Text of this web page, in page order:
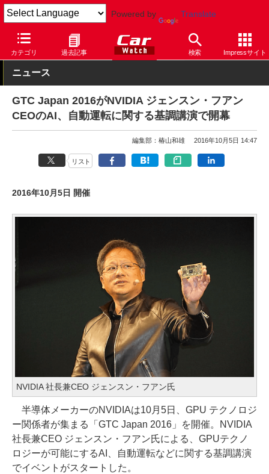
Powered by Translate
カテゴリ 過去記事 検索 Impressサイト
Car Watch イベント GTC Japan
ニュース
GTC Japan 2016がNVIDIA ジェンスン・フアン
CEOのAI、自動運転に関する基調講演で開幕
編集部：椿山和雄 2016年10月5日 14:47
リスト
2016年10月5日 開催
NVIDIA 社長兼CEO ジェンスン・フアン氏
半導体メーカーのNVIDIAは10月5日、GPU テクノロジ
ー関係者が集まる「GTC Japan 2016」を開催。NVIDIA
社長兼CEO ジェンスン・フアン氏による、GPUテクノ
ロジーが可能にするAI、自動運転などに関する基調講演
でイベントがスタートした。